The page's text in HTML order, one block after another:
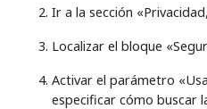
Ir a la sección
Localizar el bloque
Activar el parámetro
especificar cómo buscar